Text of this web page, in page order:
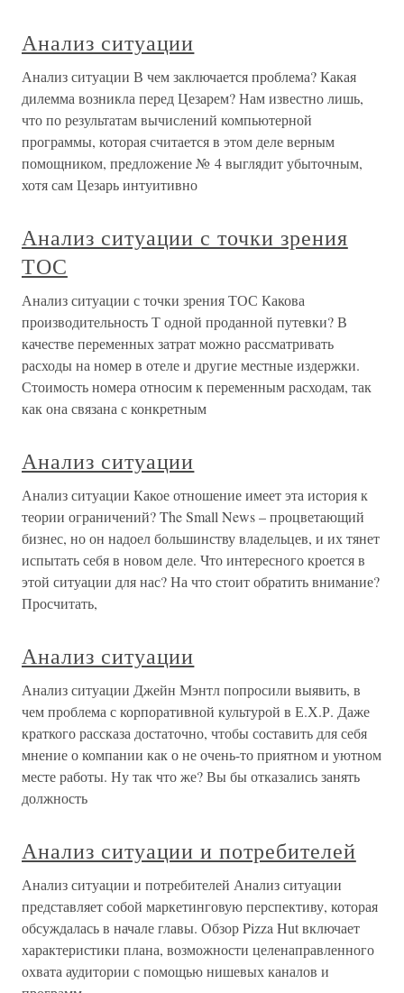
Анализ ситуации
Анализ ситуации В чем заключается проблема? Какая
дилемма возникла перед Цезарем? Нам известно лишь,
что по результатам вычислений компьютерной
программы, которая считается в этом деле верным
помощником, предложение № 4 выглядит убыточным,
хотя сам Цезарь интуитивно
Анализ ситуации с точки зрения
ТОС
Анализ ситуации с точки зрения ТОС Какова
производительность Т одной проданной путевки? В
качестве переменных затрат можно рассматривать
расходы на номер в отеле и другие местные издержки.
Стоимость номера относим к переменным расходам, так
как она связана с конкретным
Анализ ситуации
Анализ ситуации Какое отношение имеет эта история к
теории ограничений? The Small News – процветающий
бизнес, но он надоел большинству владельцев, и их тянет
испытать себя в новом деле. Что интересного кроется в
этой ситуации для нас? На что стоит обратить внимание?
Просчитать,
Анализ ситуации
Анализ ситуации Джейн Мэнтл попросили выявить, в
чем проблема с корпоративной культурой в Е.Х.Р. Даже
краткого рассказа достаточно, чтобы составить для себя
мнение о компании как о не очень-то приятном и уютном
месте работы. Ну так что же? Вы бы отказались занять
должность
Анализ ситуации и потребителей
Анализ ситуации и потребителей Анализ ситуации
представляет собой маркетинговую перспективу, которая
обсуждалась в начале главы. Обзор Pizza Hut включает
характеристики плана, возможности целенаправленного
охвата аудитории с помощью нишевых каналов и